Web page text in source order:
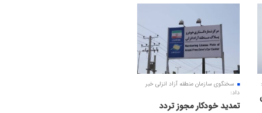
سخنگوی سازمان منطقه آزاد انزلی خبر
داد:
تمدید خودکار مجوز تردد